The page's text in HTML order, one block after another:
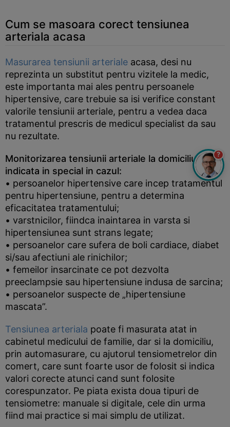
Cum se masoara corect tensiunea
arteriala acasa
Masurarea tensiunii arteriale acasa, desi nu
reprezinta un substitut pentru vizitele la medic,
este importanta mai ales pentru persoanele
hipertensive, care trebuie sa isi verifice constant
valorile tensiunii arteriale, pentru a vedea daca
tratamentul prescris de medicul specialist da sau
nu rezultate.
Monitorizarea tensiunii arteriale la domiciliu este
indicata in special in cazul:
• persoanelor hipertensive care incep tratamentul
pentru hipertensiune, pentru a determina
eficacitatea tratamentului;
• varstnicilor, fiindca inaintarea in varsta si
hipertensiunea sunt strans legate;
• persoanelor care sufera de boli cardiace, diabet
si/sau afectiuni ale rinichilor;
• femeilor insarcinate ce pot dezvolta
preeclampsie sau hipertensiune indusa de sarcina;
• persoanelor suspecte de „hipertensiune
mascata”.
Tensiunea arteriala poate fi masurata atat in
cabinetul medicului de familie, dar si la domiciliu,
prin automasurare, cu ajutorul tensiometrelor din
comert, care sunt foarte usor de folosit si indica
valori corecte atunci cand sunt folosite
corespunzator. Pe piata exista doua tipuri de
tensiometre: manuale si digitale, cele din urma
fiind mai practice si mai simplu de utilizat.
?